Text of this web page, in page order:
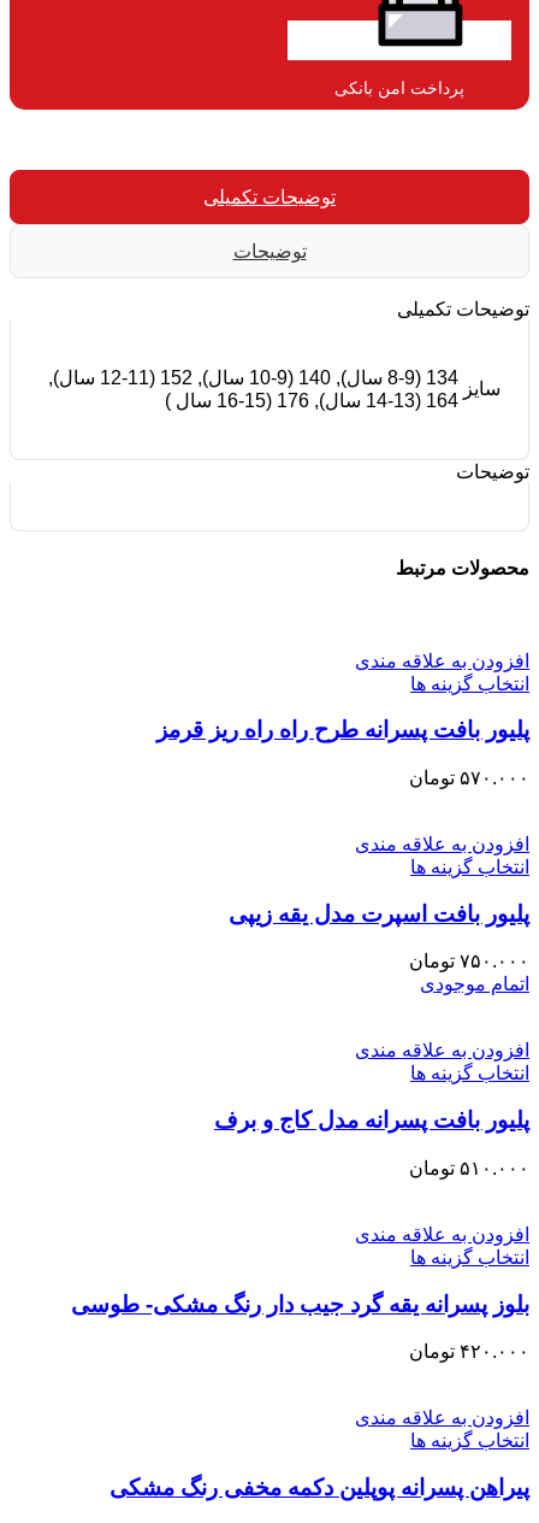
پرداخت امن بانکی​
توضیحات تکمیلی
توضیحات
توضیحات تکمیلی
سایز
134 (8-9 سال), 140 (9-10 سال), 152 (11-12 سال),
164 (13-14 سال), 176 (15-16 سال )
توضیحات
محصولات مرتبط
افزودن به علاقه مندی
انتخاب گزینه ها
پلیور بافت پسرانه طرح راه راه ریز قرمز
۵۷۰.۰۰۰ تومان
افزودن به علاقه مندی
انتخاب گزینه ها
پلیور بافت اسپرت مدل یقه زیپی
۷۵۰.۰۰۰ تومان
اتمام موجودی
افزودن به علاقه مندی
انتخاب گزینه ها
پلیور بافت پسرانه مدل کاج و برف
۵۱۰.۰۰۰ تومان
افزودن به علاقه مندی
انتخاب گزینه ها
بلوز پسرانه یقه گرد جیب دار رنگ مشکی- طوسی
۴۲۰.۰۰۰ تومان
افزودن به علاقه مندی
انتخاب گزینه ها
پیراهن پسرانه پوپلین دکمه مخفی رنگ مشکی